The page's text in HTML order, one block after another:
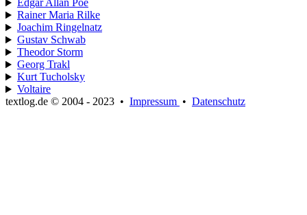
Edgar Allan Poe
Rainer Maria Rilke
Joachim Ringelnatz
Gustav Schwab
Theodor Storm
Georg Trakl
Kurt Tucholsky
Voltaire
textlog.de © 2004 - 2023 • Impressum • Datenschutz